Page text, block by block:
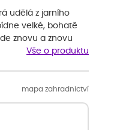
udělá z jarního
velké, bohatě
znovu a znovu
Vše o produktu
mapa zahradnictví